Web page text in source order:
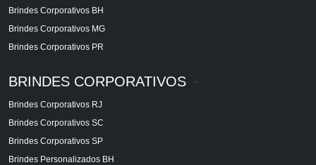
Brindes Corporativos BH
Brindes Corporativos MG
Brindes Corporativos PR
BRINDES CORPORATIVOS
Brindes Corporativos RJ
Brindes Corporativos SC
Brindes Corporativos SP
Brindes Personalizados BH